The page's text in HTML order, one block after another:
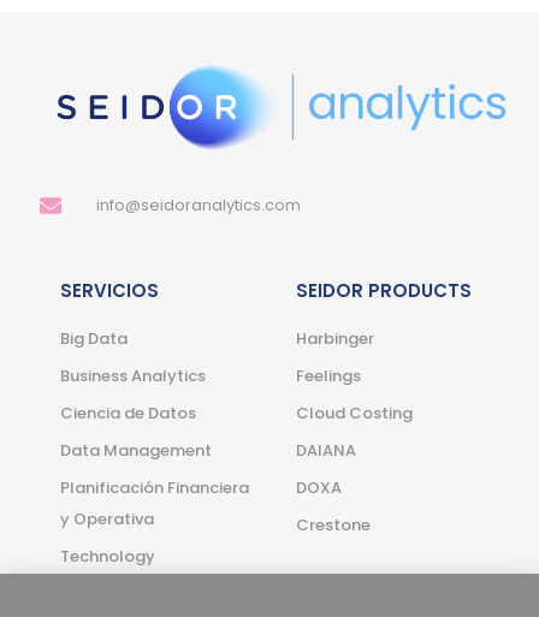
info@seidoranalytics.com
SERVICIOS
Big Data
Business Analytics
Ciencia de Datos
Data Management
Planificación Financiera
y Operativa
Technology
SEIDOR PRODUCTS
Harbinger
Feelings
Cloud Costing
DAIANA
DOXA
Crestone